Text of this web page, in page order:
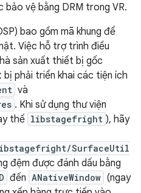
bảo vệ bằng DRM trong VR.
bao gồm mã khung để
Việc hỗ trợ trình điều
sản xuất thiết bị gốc
phải triển khai các tiện ích
và
. Khi sử dụng thư viện
thế libstagefright ), hãy
SurfaceUtil
đệm được đánh dấu bằng
đến ANativeWindow (ngay